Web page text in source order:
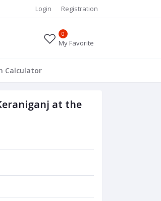
Login Registration
0
My Favorite
Calculator
Keraniganj at the